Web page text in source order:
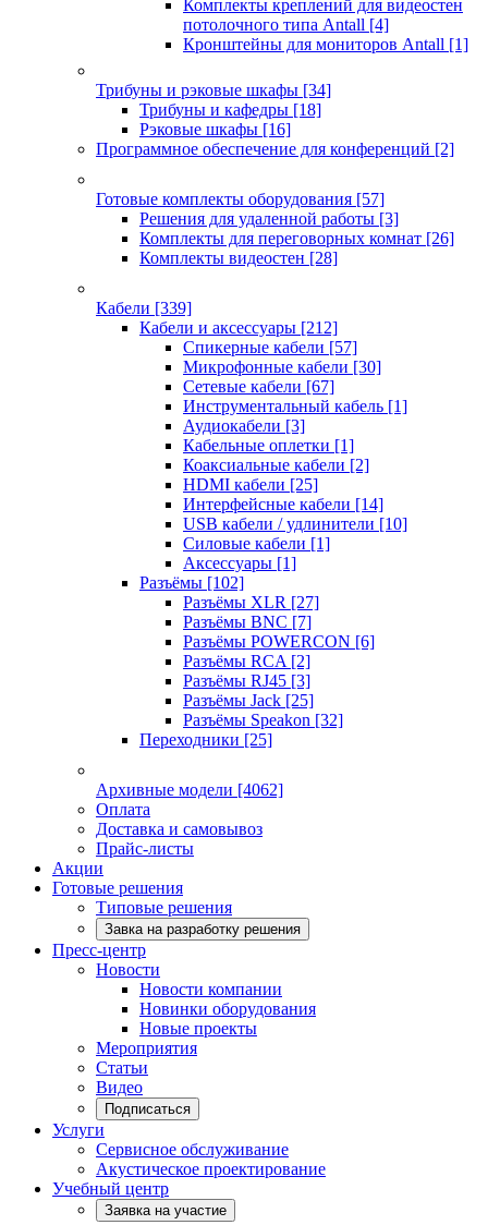
Комплекты креплений для видеостен
потолочного типа Antall [4]
Кронштейны для мониторов Antall [1]
Трибуны и рэковые шкафы [34]
Трибуны и кафедры [18]
Рэковые шкафы [16]
Программное обеспечение для конференций [2]
Готовые комплекты оборудования [57]
Решения для удаленной работы [3]
Комплекты для переговорных комнат [26]
Комплекты видеостен [28]
Кабели [339]
Кабели и аксессуары [212]
Спикерные кабели [57]
Микрофонные кабели [30]
Сетевые кабели [67]
Инструментальный кабель [1]
Аудиокабели [3]
Кабельные оплетки [1]
Коаксиальные кабели [2]
HDMI кабели [25]
Интерфейсные кабели [14]
USB кабели / удлинители [10]
Силовые кабели [1]
Аксессуары [1]
Разъёмы [102]
Разъёмы XLR [27]
Разъёмы BNC [7]
Разъёмы POWERCON [6]
Разъёмы RCA [2]
Разъёмы RJ45 [3]
Разъёмы Jack [25]
Разъёмы Speakon [32]
Переходники [25]
Архивные модели [4062]
Оплата
Доставка и самовывоз
Прайс-листы
Акции
Готовые решения
Типовые решения
Завка на разработку решения
Пресс-центр
Новости
Новости компании
Новинки оборудования
Новые проекты
Мероприятия
Статьи
Видео
Подписаться
Услуги
Сервисное обслуживание
Акустическое проектирование
Учебный центр
Заявка на участие